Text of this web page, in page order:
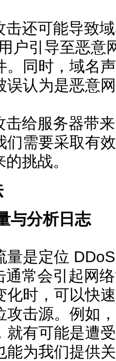
击还可能导致
户引导至恶意
。同时，域名
误认为是恶意
击给服务器带
们需要采取有
挑战。
与分析日志
量是定位
通常会引起网
化时，可以快
攻击源。例如
就有可能是遭
能为我们提供